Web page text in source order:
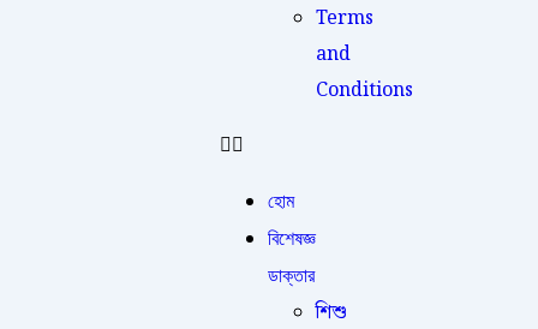
Terms
and
Conditions
হোম
বিশেষজ্ঞ
ডাক্তার
শিশু